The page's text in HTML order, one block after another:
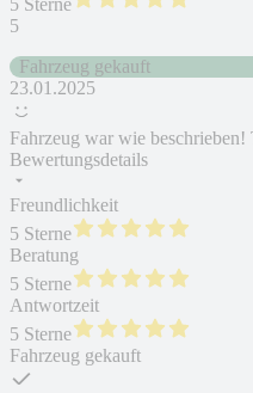
5 Sterne
5
Fahrzeug gekauft
23.01.2025
Fahrzeug war wie
Bewertungsdetails
Freundlichkeit
5 Sterne
Beratung
5 Sterne
Antwortzeit
5 Sterne
Fahrzeug gekauft